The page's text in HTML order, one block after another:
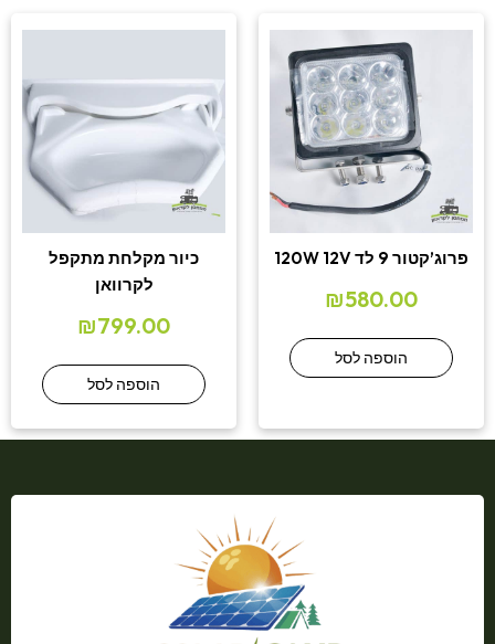
פרוג’קטור 9 לד 120W 12V
₪580.00
הוספה לסל
כיור מקלחת מתקפל
לקרוואן
₪799.00
הוספה לסל